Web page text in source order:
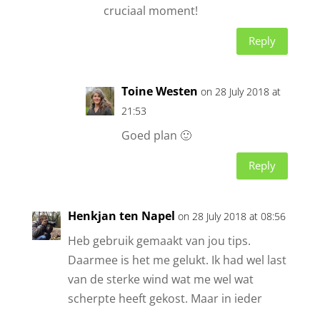
cruciaal moment!
Reply
Toine Westen on 28 July 2018 at
21:53
Goed plan 🙂
Reply
Henkjan ten Napel on 28 July 2018 at 08:56
Heb gebruik gemaakt van jou tips.
Daarmee is het me gelukt. Ik had wel last
van de sterke wind wat me wel wat
scherpte heeft gekost. Maar in ieder